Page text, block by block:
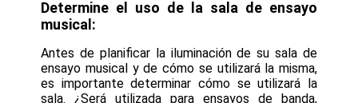
Determine el uso de la sala de ensayo
musical:
Antes de planificar la iluminación de su sala de
ensayo musical y de cómo se utilizará la misma,
es importante determinar cómo se utilizará la
sala. ¿Será utilizada para ensayos de banda,